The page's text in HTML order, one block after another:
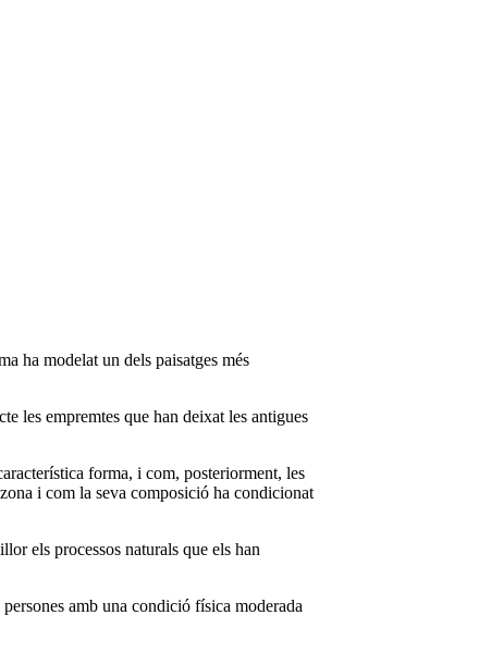
ha modelat un dels paisatges més
les empremtes que han deixat les antigues
forma, i com, posteriorment, les
i com la seva composició ha condicionat
els processos naturals que els han
amb una condició física moderada